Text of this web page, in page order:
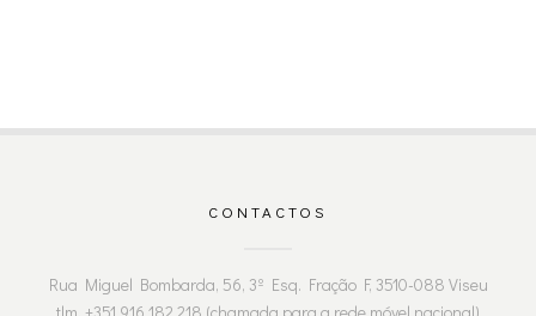
CONTACTOS
Rua Miguel Bombarda, 56, 3º Esq. Fração F, 3510-088 Viseu
tlm. +351 916 182 218 (chamada para a rede móvel nacional)